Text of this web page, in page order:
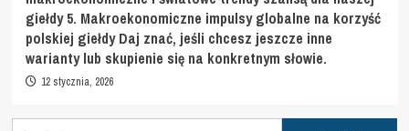
giełdy 5. Makroekonomiczne impulsy globalne na korzyść
polskiej giełdy Daj znać, jeśli chcesz jeszcze inne
warianty lub skupienie się na konkretnym słowie.
12 stycznia, 2026